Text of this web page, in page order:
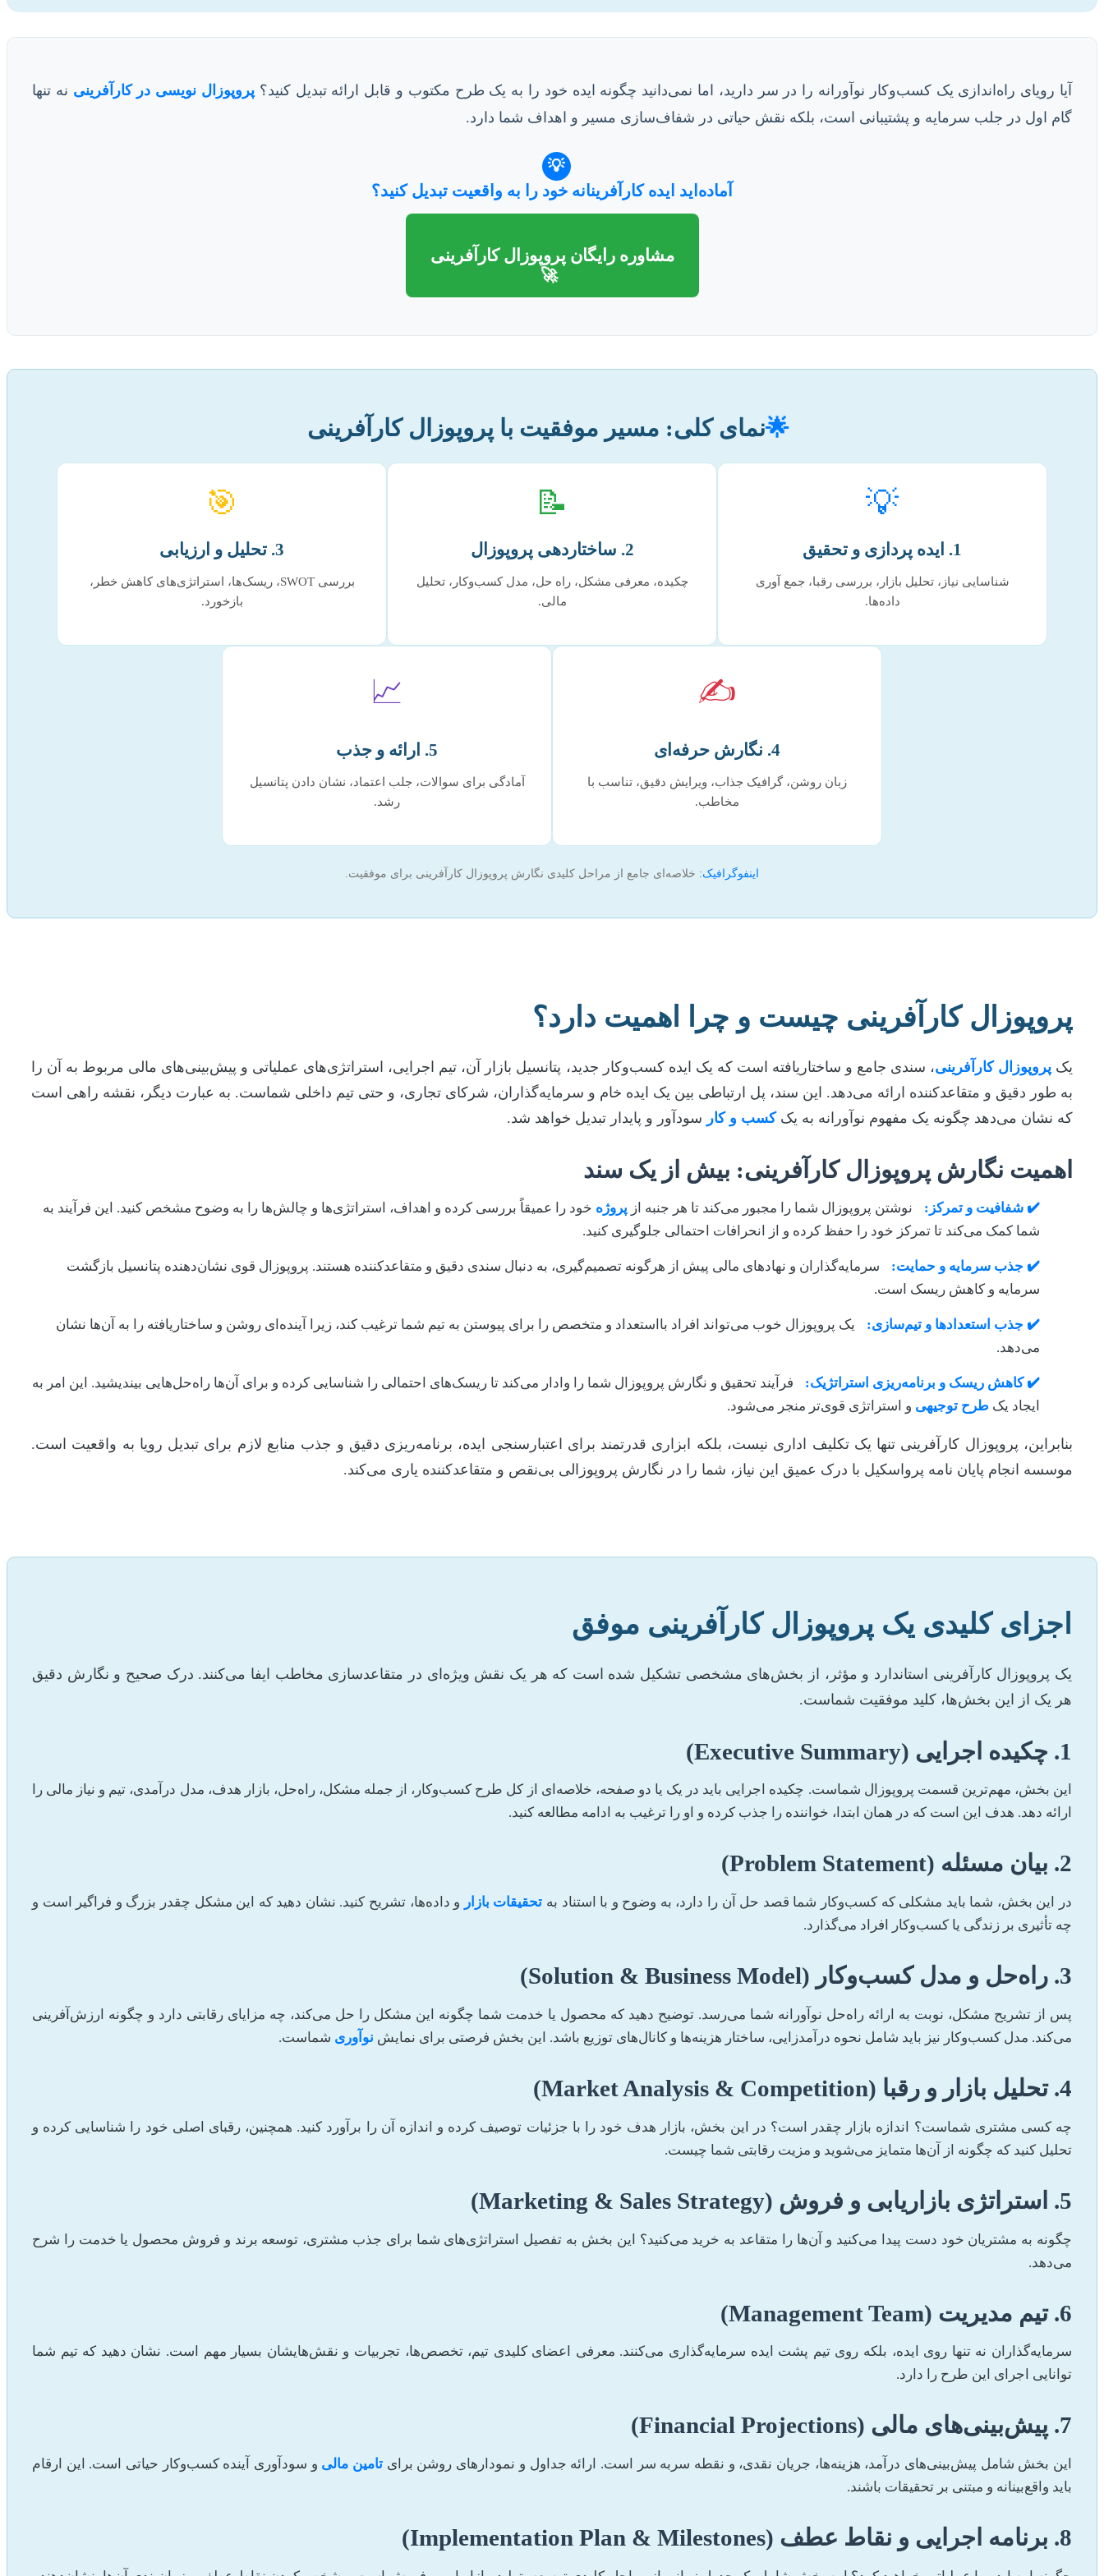
آیا رویای راه‌اندازی یک کسب‌وکار نوآورانه را در سر دارید، اما نمی‌دانید چگونه ایده خود را به یک طرح مکتوب و قابل ارائه تبدیل کنید؟ پروپوزال نویسی در کارآفرینی نه تنها
گام اول در جلب سرمایه و پشتیبانی است، بلکه نقش حیاتی در شفاف‌سازی مسیر و اهداف شما دارد.
💡
آماده‌اید ایده کارآفرینانه خود را به واقعیت تبدیل کنید؟
مشاوره رایگان پروپوزال کارآفرینی
🚀
🌟نمای کلی: مسیر موفقیت با پروپوزال کارآفرینی
💡
1. ایده پردازی و تحقیق
شناسایی نیاز، تحلیل بازار، بررسی رقبا، جمع آوری
داده‌ها.
📝
2. ساختاردهی پروپوزال
چکیده، معرفی مشکل، راه حل، مدل کسب‌وکار، تحلیل
مالی.
🎯
3. تحلیل و ارزیابی
بررسی SWOT، ریسک‌ها، استراتژی‌های کاهش خطر،
بازخورد.
✍️
4. نگارش حرفه‌ای
زبان روشن، گرافیک جذاب، ویرایش دقیق، تناسب با
مخاطب.
📈
5. ارائه و جذب
آمادگی برای سوالات، جلب اعتماد، نشان دادن پتانسیل
رشد.
اینفوگرافیک: خلاصه‌ای جامع از مراحل کلیدی نگارش پروپوزال کارآفرینی برای موفقیت.
پروپوزال کارآفرینی چیست و چرا اهمیت دارد؟
یکپروپوزال کارآفرینی، سندی جامع و ساختاریافته است که یک ایده کسب‌وکار جدید، پتانسیل بازار آن، تیم اجرایی، استراتژی‌های عملیاتی و پیش‌بینی‌های مالی مربوط به آن را
به طور دقیق و متقاعدکننده ارائه می‌دهد. این سند، پل ارتباطی بین یک ایده خام و سرمایه‌گذاران، شرکای تجاری، و حتی تیم داخلی شماست. به عبارت دیگر، نقشه راهی است
که نشان می‌دهد چگونه یک مفهوم نوآورانه به یککسب و کار سودآور و پایدار تبدیل خواهد شد.
اهمیت نگارش پروپوزال کارآفرینی: بیش از یک سند
✔️ شفافیت و تمرکز: نوشتن پروپوزال شما را مجبور می‌کند تا هر جنبه از پروژه خود را عمیقاً بررسی کرده و اهداف، استراتژی‌ها و چالش‌ها را به وضوح مشخص کنید. این فرآیند به
شما کمک می‌کند تا تمرکز خود را حفظ کرده و از انحرافات احتمالی جلوگیری کنید.
✔️ جذب سرمایه و حمایت:
سرمایه‌گذاران و نهادهای مالی پیش از هرگونه تصمیم‌گیری، به دنبال سندی دقیق و متقاعدکننده هستند. پروپوزال قوی نشان‌دهنده پتانسیل بازگشت
سرمایه و کاهش ریسک است.
✔️ جذب استعدادها و تیم‌سازی:
یک پروپوزال خوب می‌تواند افراد بااستعداد و متخصص را برای پیوستن به تیم شما ترغیب کند، زیرا آینده‌ای روشن و ساختاریافته را به آن‌ها نشان
می‌دهد.
✔️ کاهش ریسک و برنامه‌ریزی استراتژیک:
فرآیند تحقیق و نگارش پروپوزال شما را وادار می‌کند تا ریسک‌های احتمالی را شناسایی کرده و برای آن‌ها راه‌حل‌هایی بیندیشید. این امر به
ایجاد یک طرح توجیهی و استراتژی قوی‌تر منجر می‌شود.
بنابراین، پروپوزال کارآفرینی تنها یک تکلیف اداری نیست، بلکه ابزاری قدرتمند برای اعتبارسنجی ایده، برنامه‌ریزی دقیق و جذب منابع لازم برای تبدیل رویا به واقعیت است.
موسسه انجام پایان نامه پرواسکیل با درک عمیق این نیاز، شما را در نگارش پروپوزالی بی‌نقص و متقاعدکننده یاری می‌کند.
اجزای کلیدی یک پروپوزال کارآفرینی موفق
یک پروپوزال کارآفرینی استاندارد و مؤثر، از بخش‌های مشخصی تشکیل شده است که هر یک نقش ویژه‌ای در متقاعدسازی مخاطب ایفا می‌کنند. درک صحیح و نگارش دقیق
هر یک از این بخش‌ها، کلید موفقیت شماست.
1. چکیده اجرایی (Executive Summary)
این بخش، مهم‌ترین قسمت پروپوزال شماست. چکیده اجرایی باید در یک یا دو صفحه، خلاصه‌ای از کل طرح کسب‌وکار، از جمله مشکل، راه‌حل، بازار هدف، مدل درآمدی، تیم و نیاز مالی را
ارائه دهد. هدف این است که در همان ابتدا، خواننده را جذب کرده و او را ترغیب به ادامه مطالعه کنید.
2. بیان مسئله (Problem Statement)
در این بخش، شما باید مشکلی که کسب‌وکار شما قصد حل آن را دارد، به وضوح و با استناد به تحقیقات بازار و داده‌ها، تشریح کنید. نشان دهید که این مشکل چقدر بزرگ و فراگیر است و
چه تأثیری بر زندگی یا کسب‌وکار افراد می‌گذارد.
3. راه‌حل و مدل کسب‌وکار (Solution & Business Model)
پس از تشریح مشکل، نوبت به ارائه راه‌حل نوآورانه شما می‌رسد. توضیح دهید که محصول یا خدمت شما چگونه این مشکل را حل می‌کند، چه مزایای رقابتی دارد و چگونه ارزش‌آفرینی
می‌کند. مدل کسب‌وکار نیز باید شامل نحوه درآمدزایی، ساختار هزینه‌ها و کانال‌های توزیع باشد. این بخش فرصتی برای نمایش نوآوری شماست.
4. تحلیل بازار و رقبا (Market Analysis & Competition)
چه کسی مشتری شماست؟ اندازه بازار چقدر است؟ در این بخش، بازار هدف خود را با جزئیات توصیف کرده و اندازه آن را برآورد کنید. همچنین، رقبای اصلی خود را شناسایی کرده و
تحلیل کنید که چگونه از آن‌ها متمایز می‌شوید و مزیت رقابتی شما چیست.
5. استراتژی بازاریابی و فروش (Marketing & Sales Strategy)
چگونه به مشتریان خود دست پیدا می‌کنید و آن‌ها را متقاعد به خرید می‌کنید؟ این بخش به تفصیل استراتژی‌های شما برای جذب مشتری، توسعه برند و فروش محصول یا خدمت را شرح
می‌دهد.
6. تیم مدیریت (Management Team)
سرمایه‌گذاران نه تنها روی ایده، بلکه روی تیم پشت ایده سرمایه‌گذاری می‌کنند. معرفی اعضای کلیدی تیم، تخصص‌ها، تجربیات و نقش‌هایشان بسیار مهم است. نشان دهید که تیم شما
توانایی اجرای این طرح را دارد.
7. پیش‌بینی‌های مالی (Financial Projections)
این بخش شامل پیش‌بینی‌های درآمد، هزینه‌ها، جریان نقدی، و نقطه سربه سر است. ارائه جداول و نمودارهای روشن برای تامین مالی و سودآوری آینده کسب‌وکار حیاتی است. این ارقام
باید واقع‌بینانه و مبتنی بر تحقیقات باشند.
8. برنامه اجرایی و نقاط عطف (Implementation Plan & Milestones)